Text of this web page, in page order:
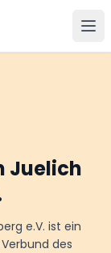
Juelich
e.V. ist ein
des